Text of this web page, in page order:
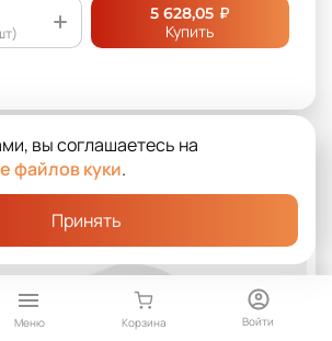
Меню Корзина Войти
5 628,05 ₽
Купить
вы соглашаетесь на
файлов куки.
Принять